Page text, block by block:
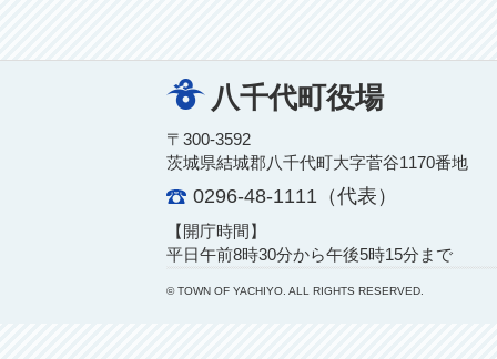
八千代町役場
〒300-3592
茨城県結城郡八千代町大字菅谷1170番地
0296-48-1111（代表）
【開庁時間】
平日午前8時30分から午後5時15分まで
© TOWN OF YACHIYO. ALL RIGHTS RESERVED.